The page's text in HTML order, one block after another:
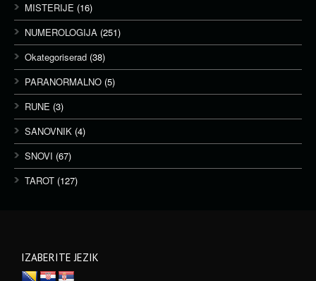
MISTERIJE (16)
NUMEROLOGIJA (251)
Okategoriserad (38)
PARANORMALNO (5)
RUNE (3)
SANOVNIK (4)
SNOVI (67)
TAROT (127)
IZABERITE JEZIK